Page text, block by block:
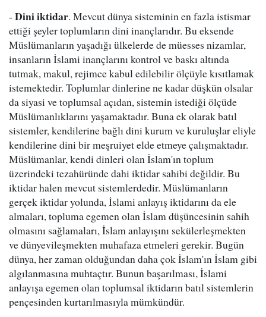
- Dini iktidar. Mevcut dünya sisteminin en fazla istismar
ettiği şeyler toplumların dini inançlarıdır. Bu eksende
Müslümanların yaşadığı ülkelerde de müesses nizamlar,
insanların İslami inançlarını kontrol ve baskı altında
tutmak, makul, rejimce kabul edilebilir ölçüyle kısıtlamak
istemektedir. Toplumlar dinlerine ne kadar düşkün olsalar
da siyasi ve toplumsal açıdan, sistemin istediği ölçüde
Müslümanlıklarını yaşamaktadır. Buna ek olarak batıl
sistemler, kendilerine bağlı dini kurum ve kuruluşlar eliyle
kendilerine dini bir meşruiyet elde etmeye çalışmaktadır.
Müslümanlar, kendi dinleri olan İslam'ın toplum
üzerindeki tezahüründe dahi iktidar sahibi değildir. Bu
iktidar halen mevcut sistemlerdedir. Müslümanların
gerçek iktidar yolunda, İslami anlayış iktidarını da ele
almaları, topluma egemen olan İslam düşüncesinin sahih
olmasını sağlamaları, İslam anlayışını sekülerleşmekten
ve dünyevileşmekten muhafaza etmeleri gerekir. Bugün
dünya, her zaman olduğundan daha çok İslam'ın İslam gibi
algılanmasına muhtaçtır. Bunun başarılması, İslami
anlayışa egemen olan toplumsal iktidarın batıl sistemlerin
pençesinden kurtarılmasıyla mümkündür.